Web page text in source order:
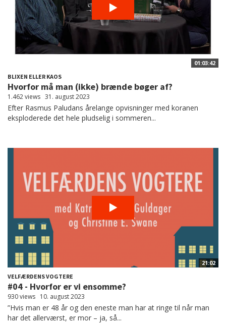
01:03:42
BLIXEN ELLER KAOS
Hvorfor må man (ikke) brænde bøger af?
1.462 views 31. august 2023
Efter Rasmus Paludans årelange opvisninger med koranen
eksploderede det hele pludselig i sommeren...
21:02
VELFÆRDENS VOGTERE
#04 - Hvorfor er vi ensomme?
930 views 10. august 2023
”Hvis man er 48 år og den eneste man har at ringe til når man
har det allerværst, er mor – ja, så...